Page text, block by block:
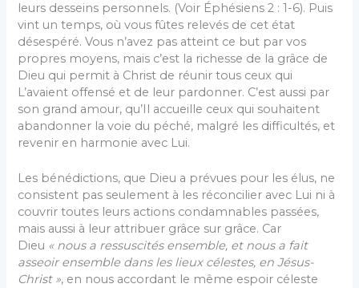
leurs desseins personnels. (Voir Éphésiens 2 : 1-6). Puis
vint un temps, où vous fûtes relevés de cet état
désespéré. Vous n’avez pas atteint ce but par vos
propres moyens, mais c’est la richesse de la grâce de
Dieu qui permit à Christ de réunir tous ceux qui
L’avaient offensé et de leur pardonner. C’est aussi par
son grand amour, qu’Il accueille ceux qui souhaitent
abandonner la voie du péché, malgré les difficultés, et
revenir en harmonie avec Lui.
Les bénédictions, que Dieu a prévues pour les élus, ne
consistent pas seulement à les réconcilier avec Lui ni à
couvrir toutes leurs actions condamnables passées,
mais aussi à leur attribuer grâce sur grâce. Car
Dieu « nous a ressuscités ensemble, et nous a fait
asseoir ensemble dans les lieux célestes, en Jésus-
Christ », en nous accordant le même espoir céleste